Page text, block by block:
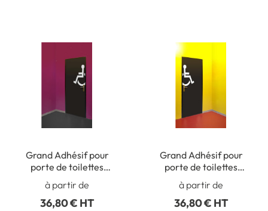
Grand Adhésif pour
porte de toilettes
handicapés - Coupé à
Droite - Gamme Trend -
H 600 x L 444 mm
à partir de
36,80 € HT
Grand Adhésif pour
porte de toilettes
handicapés - Coupé à
Gauche - Gamme Trend
- H 600 x L 444 mm
à partir de
36,80 € HT